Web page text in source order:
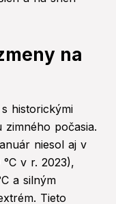
na
historickými
zimného počasia.
niesol aj v
v r. 2023),
a silným
Tieto